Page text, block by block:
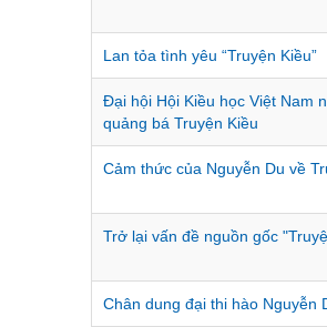
Lan tỏa tình yêu “Truyện Kiều”
Đại hội Hội Kiều học Việt Nam
quảng bá Truyện Kiều
Cảm thức của Nguyễn Du về
Trở lại vấn đề nguồn gốc
Chân dung đại thi hào Nguyễn